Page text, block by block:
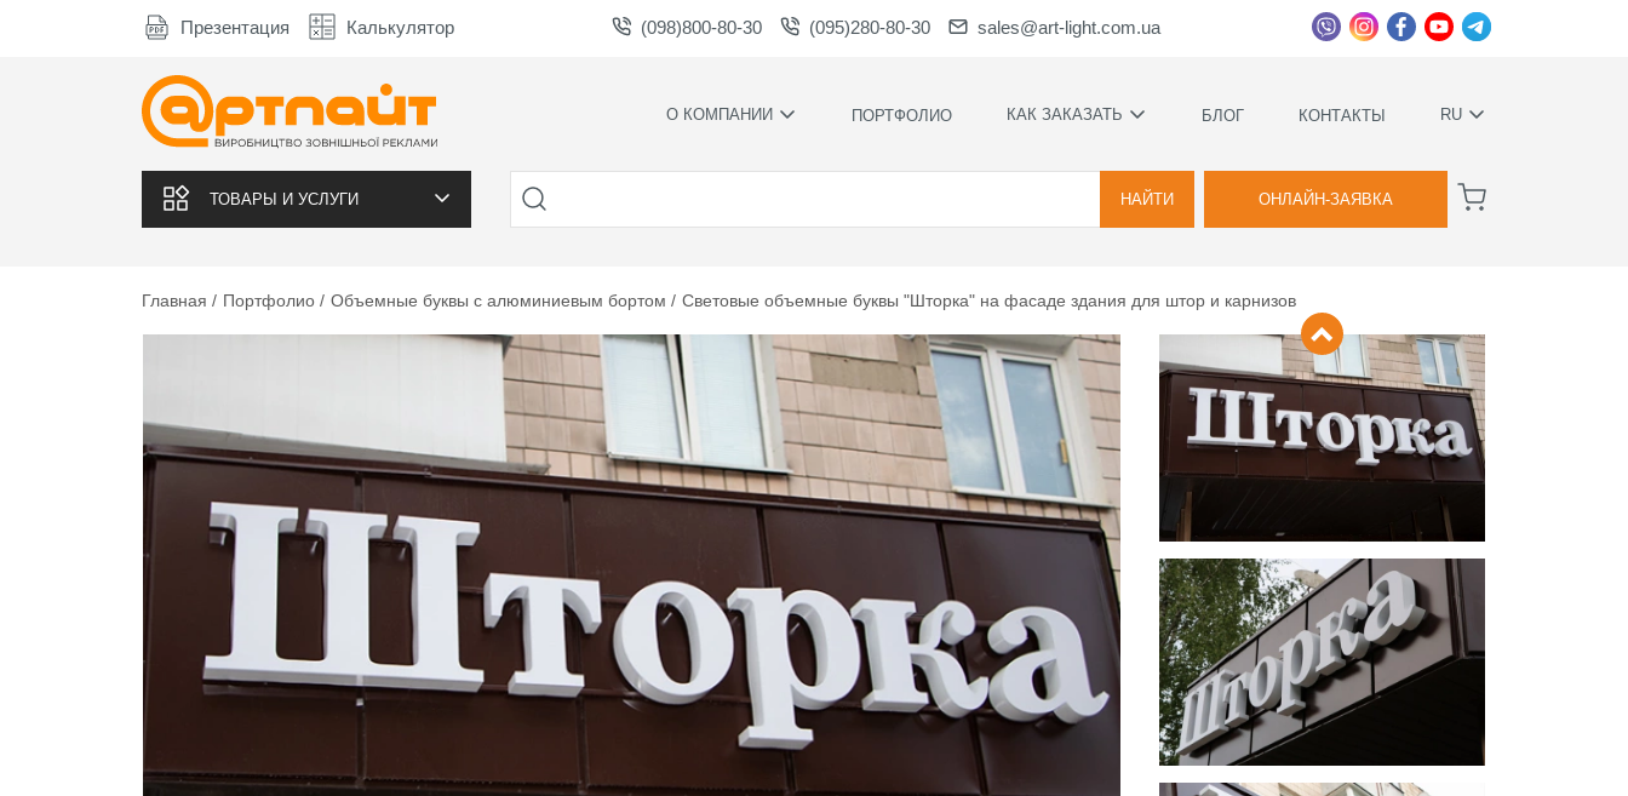
Презентация Калькулятор (098)800-80-30 (095)280-80-30 sales@art-light.com.ua
О КОМПАНИИ
БЛАГОДАРНОСТИ
СОТРУДНИЧЕСТВО
ЗАГРУЗКИ
ПОРТФОЛИО КАК ЗАКАЗАТЬ
НАШИ
ГАРАНТИИ
КАЧЕСТВА
РАСЧЕТНОЕ
ВРЕМЯ
ПРОИЗВОДСТВА
ХУДОЖЕСТВЕННОЕ
ОФОРМЛЕНИЕ
МОНТАЖ СВОИМИ
СИЛАМИ
СПЕЦИАЛИСТАМИ
РВК АРТЛАЙТ
ОПЛАТА И
ДОСТАВКА
БЛОГ КОНТАКТЫ RU
РУССКИЙ
ТОВАРЫ И УСЛУГИ НАЙТИ ОНЛАЙН-ЗАЯВКА
Главная Портфолио Объемные буквы с алюминиевым бортом Световые объемные буквы "Шторка" на фасаде здания для штор и карнизов